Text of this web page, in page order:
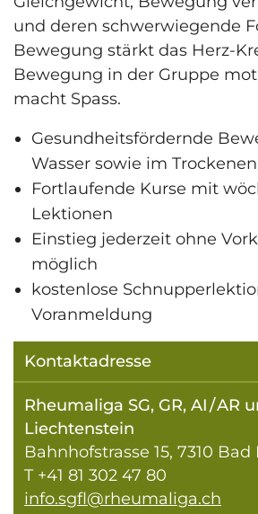
und deren schwerwiegende
Bewegung stärkt das Herz-
Bewegung in der Gruppe
macht Spass.
Gesundheitsfördernde
Wasser sowie im Trockenen
Fortlaufende Kurse mit
Lektionen
Einstieg jederzeit ohne
möglich
kostenlose
Voranmeldung
Kontaktadresse
Rheumaliga SG, GR, AI / AR
Liechtenstein
Bahnhofstrasse 15, 7310 Bad
T +41 81 302 47 80
info.sgfl@rheumaliga.ch